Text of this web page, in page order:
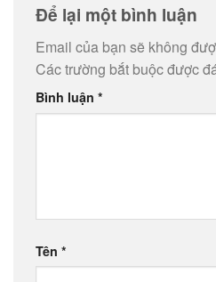
Để lại một bình luận
Email của bạn sẽ không
Các trường bắt buộc được
Bình luận *
Tên *